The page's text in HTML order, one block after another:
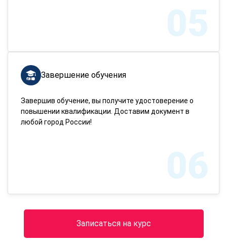
05
Завершение обучения
Завершив обучение, вы получите удостоверение о
повышении квалификации. Доставим документ в
любой город России!
06
Записаться на курс